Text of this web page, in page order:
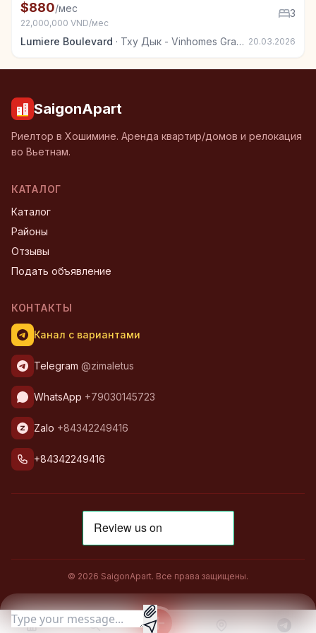
Квартира в аренду в Тху Дык - Vinhomes Grand
$880/мес
22,000,000 VND/мес
3
Lumiere Boulevard · Тху Дык - Vinhomes Grand Park 20.03.2026
SaigonApart
Риелтор в Хошимине. Аренда квартир/домов и релокация
во Вьетнам.
КАТАЛОГ
Каталог
Районы
Отзывы
Подать объявление
КОНТАКТЫ
Канал с вариантами
Telegram @zimaletus
WhatsApp +79030145723
Zalo +84342249416
+84342249416
© 2026 SaigonApart. Все права защищены.